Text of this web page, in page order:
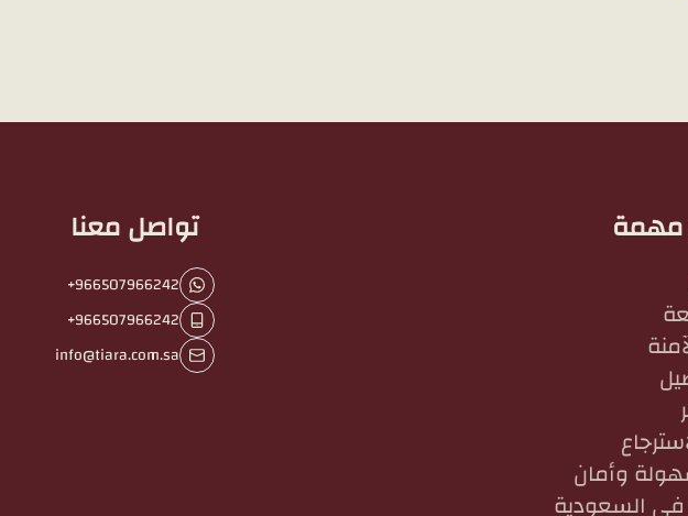
مهمة
وأمان
السعودية
تواصل معنا
+966507966242
+966507966242
info@tiara.com.sa